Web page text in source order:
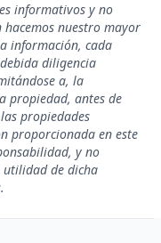
informativos y no
nuestro mayor
información, cada
diligencia
a, la
propiedad, antes de
propiedades
proporcionada en este
y no
de dicha